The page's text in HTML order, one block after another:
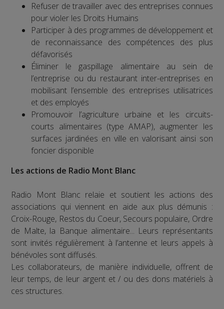
Refuser de travailler avec des entreprises connues
pour violer les Droits Humains
Participer à des programmes de développement et
de reconnaissance des compétences des plus
défavorisés
Éliminer le gaspillage alimentaire au sein de
l’entreprise ou du restaurant inter-entreprises en
mobilisant l’ensemble des entreprises utilisatrices
et des employés
Promouvoir l’agriculture urbaine et les circuits-
courts alimentaires (type AMAP), augmenter les
surfaces jardinées en ville en valorisant ainsi son
foncier disponible
Les actions de Radio Mont Blanc
Radio Mont Blanc relaie et soutient les actions des
associations qui viennent en aide aux plus démunis :
Croix-Rouge, Restos du Coeur, Secours populaire, Ordre
de Malte, la Banque alimentaire... Leurs représentants
sont invités régulièrement à l’antenne et leurs appels à
bénévoles sont diffusés.
Les collaborateurs, de manière individuelle, offrent de
leur temps, de leur argent et / ou des dons matériels à
ces structures.